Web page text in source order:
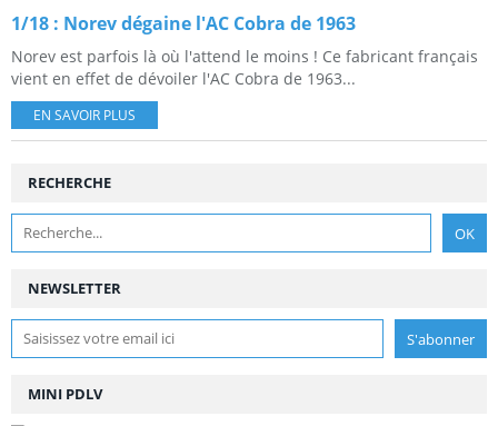
1/18 : Norev dégaine l'AC Cobra de 1963
Norev est parfois là où l'attend le moins ! Ce fabricant français
vient en effet de dévoiler l'AC Cobra de 1963...
EN SAVOIR PLUS
NEWSLETTER
RECHERCHE
MINI PDLV